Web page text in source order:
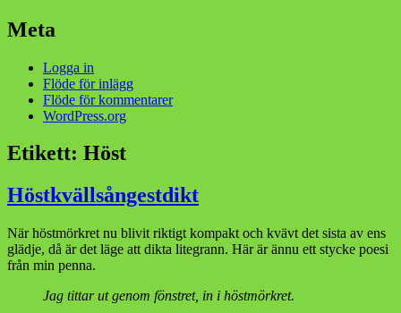
Meta
Logga in
Flöde för inlägg
Flöde för kommentarer
WordPress.org
Etikett: Höst
Höstkvällsångestdikt
När höstmörkret nu blivit riktigt kompakt och kvävt det sista av ens
glädje, då är det läge att dikta litegrann. Här är ännu ett stycke poesi
från min penna.
Jag tittar ut genom fönstret, in i höstmörkret.